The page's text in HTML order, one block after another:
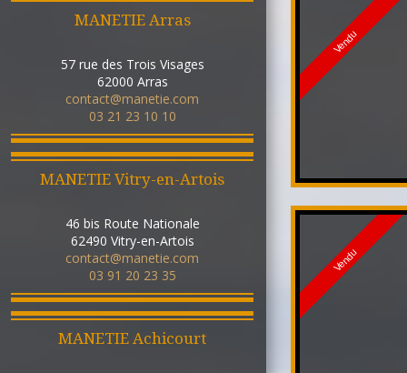
MANETIE Arras
57 rue des Trois Visages
62000 Arras
contact@manetie.com
03 21 23 10 10
MANETIE Vitry-en-Artois
46 bis Route Nationale
62490 Vitry-en-Artois
contact@manetie.com
03 91 20 23 35
MANETIE Achicourt
Vendu
Vendu